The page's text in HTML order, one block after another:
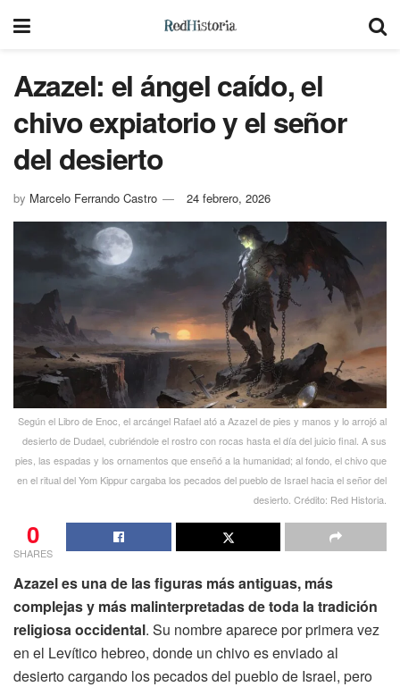
Azazel: el ángel caído, el
chivo expiatorio y el señor
del desierto
by Marcelo Ferrando Castro 24 febrero, 2026
Según el Libro de Enoc, el arcángel Rafael ató a Azazel de pies y manos y lo arrojó al
desierto de Dudael, cubriéndole el rostro con rocas hasta el día del juicio final. A sus
pies, las espadas y los ornamentos que enseñó a la humanidad; al fondo, el chivo que
en el ritual del Yom Kippur cargaba los pecados del pueblo de Israel hacia el señor del
desierto. Crédito: Red Historia.
0
SHARES
Azazel es una de las figuras más antiguas, más
complejas y más malinterpretadas de toda la tradición
religiosa occidental. Su nombre aparece por primera vez
en el Levítico hebreo, donde un chivo es enviado al
desierto cargando los pecados del pueblo de Israel, pero